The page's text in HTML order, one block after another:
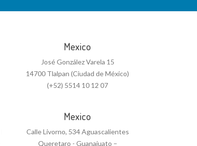
Mexico
José González Varela 15
14700 Tlalpan (Ciudad de México)
(+52) 5514 10 12 07
Mexico
Calle Livorno, 534 Aguascalientes
Queretaro - Guanajuato –